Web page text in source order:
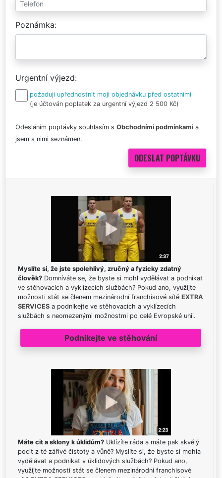
Poznámka
Urgentní výjezd
požaduji upřednostnit moji objednávku před ostatními
(je účtován poplatek za urgentní výjezd 2 500 Kč)
Odesláním poptávky souhlasím s Obchodními podmínkami a
jsem s nimi seznámen.
Myslíte si, že jste spolehlivý, zručný a fyzicky zdatný
člověk? Domníváte se, že byste si mohl vydělávat a podnikat
ve stěhovacích a vyklízecích službách? Pokud ano, využijte
možnosti stát se členem mezinárodní franchisové sítě EXTRA
SERVICES a podnikejte ve stěhovacích a vyklízecích
službách s neomezenými možnostmi po celé Evropské unii.
Podnikejte ve stěhování
Máte cit a sklony k úklidům? Uklízíte ráda a máte pak skvělý
pocit z té zářivé čistoty a vůně? Myslíte si, že byste si mohla
vydělávat a podnikat v úklidových službách? Pokud ano,
využijte možnosti stát se členem mezinárodní franchisové